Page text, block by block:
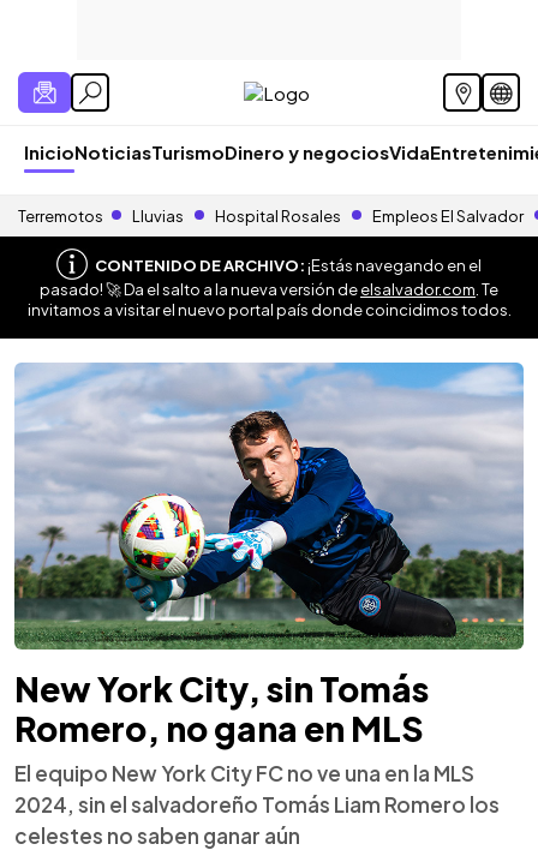
InicioNoticiasTurismoDinero y negociosVida
Terremotos Lluvias Hospital Rosales Empleos El Salvador
CONTENIDO DE ARCHIVO:¡Estás navegando en el
pasado! 🚀 Da el salto a la nueva versión deelsalvador.com . Te
invitamos a visitar el nuevo portal país donde coincidimos todos.
New York City, sin Tomás
Romero, no gana en MLS
El equipo New York City FC no ve una en la MLS
2024, sin el salvadoreño Tomás Liam Romero los
celestes no saben ganar aún